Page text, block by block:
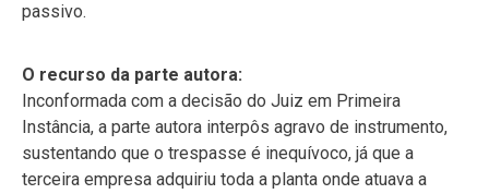
passivo.
O recurso da parte autora:
Inconformada com a decisão do Juiz em Primeira
Instância, a parte autora interpôs agravo de instrumento,
sustentando que o trespasse é inequívoco, já que a
terceira empresa adquiriu toda a planta onde atuava a